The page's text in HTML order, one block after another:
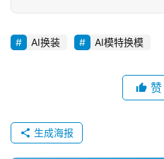
播
流
AI换装 AI模特换模
赞
生成海报